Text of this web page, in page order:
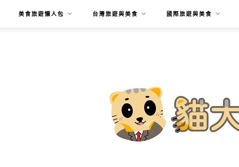
美食旅遊懶人包 台灣旅遊與美食 國際旅遊與美食